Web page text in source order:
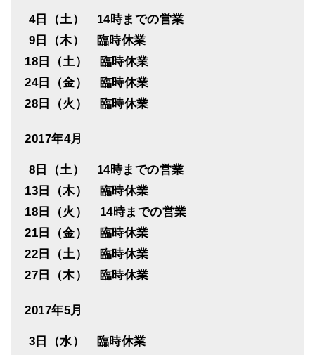
4日（土） 14時までの営業
9日（木） 臨時休業
18日（土） 臨時休業
24日（金） 臨時休業
28日（火） 臨時休業
2017年4月
8日（土） 14時までの営業
13日（木） 臨時休業
18日（火） 14時までの営業
21日（金） 臨時休業
22日（土） 臨時休業
27日（木） 臨時休業
2017年5月
3日（水） 臨時休業